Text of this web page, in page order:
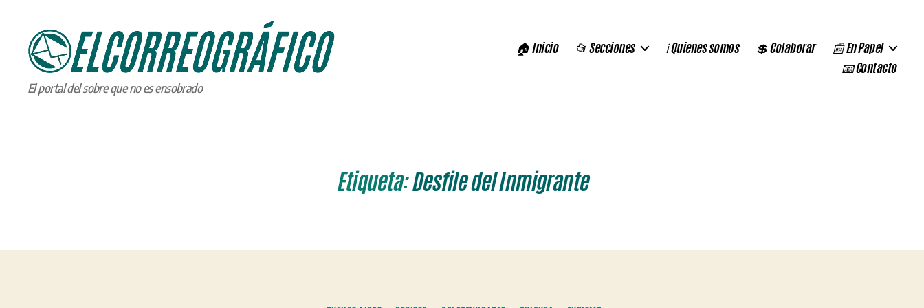
ELCORREOGRÁFICO
El portal del sobre que no es ensobrado
🏠 Inicio 📂 Secciones ℹ️ Quienes somos 💲 Colaborar
📰 En Papel
📧 Contacto
Etiqueta:Desfile del Inmigrante
Categorías